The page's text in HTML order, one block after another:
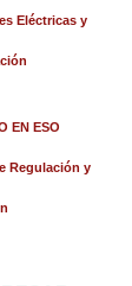
Eléctricas y
EN ESO
Regulación y